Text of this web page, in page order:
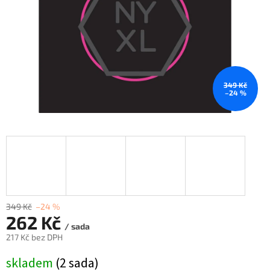
349 Kč
–24 %
349 Kč –24 %
262 Kč / sada
217 Kč bez DPH
cena:
skladem (2 sada)